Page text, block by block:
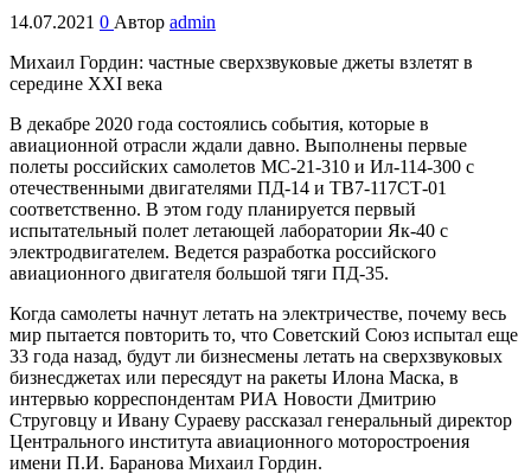
14.07.2021 0 Автор admin
Михаил Гордин: частные сверхзвуковые джеты взлетят в
середине XXI века
В декабре 2020 года состоялись события, которые в
авиационной отрасли ждали давно. Выполнены первые
полеты российских самолетов МС-21-310 и Ил-114-300 с
отечественными двигателями ПД-14 и ТВ7-117СТ-01
соответственно. В этом году планируется первый
испытательный полет летающей лаборатории Як-40 с
электродвигателем. Ведется разработка российского
авиационного двигателя большой тяги ПД-35.
Когда самолеты начнут летать на электричестве, почему весь
мир пытается повторить то, что Советский Союз испытал еще
33 года назад, будут ли бизнесмены летать на сверхзвуковых
бизнесджетах или пересядут на ракеты Илона Маска, в
интервью корреспондентам РИА Новости Дмитрию
Струговцу и Ивану Сураеву рассказал генеральный директор
Центрального института авиационного моторостроения
имени П.И. Баранова Михаил Гордин.